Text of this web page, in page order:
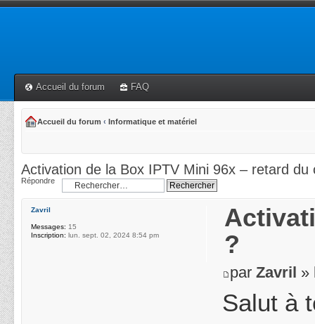
Accueil du forum FAQ
Accueil du forum ‹ Informatique et matériel
Activation de la Box IPTV Mini 96x – retard du
Répondre
?
parZavril »
Salut à
Zavril
Messages: 15
Inscription: lun. sept. 02, 2024 8:54 pm